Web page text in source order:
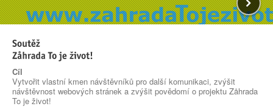
Cíl
Vytvořit vlastní kmen návštěvníků pro další komunikaci, zvýšit
návštěvnost webových stránek a zvýšit povědomí o projektu Zåhrada
To je život!